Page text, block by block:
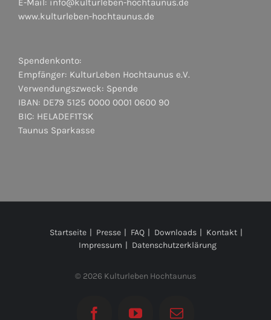
E-Mail: info@kulturleben-hochtaunus.de
www.kulturleben-hochtaunus.de
Spendenkonto:
Empfänger: KulturLeben Hochtaunus e.V.
Verwendungszweck: Spende
IBAN: DE79 5125 0000 0001 0600 90
BIC: HELADEF1TSK
Taunus Sparkasse
Startseite Presse FAQ Downloads
Kontakt
Impressum
Datenschutzerklärung
© 2026 Kulturleben Hochtaunus